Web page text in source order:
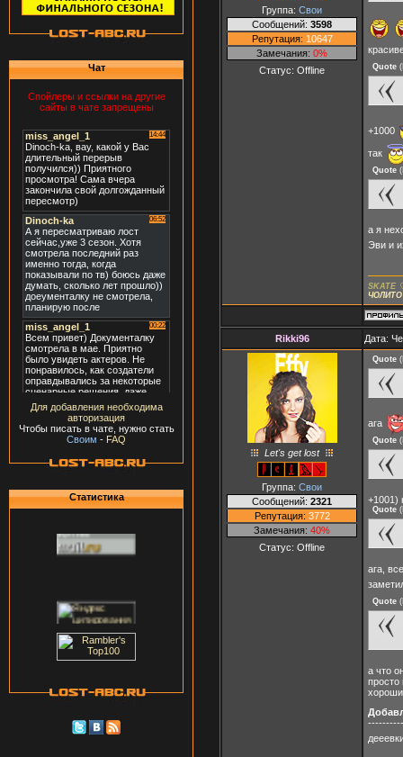
Чат
Спойлеры и ссылки на другие
сайты в чате запрещены
Для добавления необходима
авторизация
Чтобы писать в чате, нужно стать
Своим - FAQ
Статистика
Группа: Свои
Сообщений: 3598
Репутация: 10647
Замечания: 0%
Статус: Offline Quote (
+1000
так
Quote (
а я
Эви и
SKATE
ЧОЛИТО
Rikki96 Дата:
Let's get lost
Группа: Свои
Сообщений: 2321
Репутация: 3772
Замечания: 40%
Статус: Offline
Quote (
ага
Quote (
+1001)
Quote (
ага,
Quote (
а что
просто